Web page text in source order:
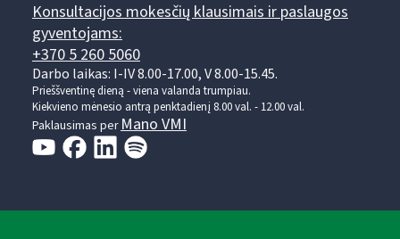
Konsultacijos mokesčių klausimais ir paslaugos
gyventojams:
+370 5 260 5060
Darbo laikas: I-IV 8.00-17.00, V 8.00-15.45.
Prieššventinę dieną - viena valanda trumpiau.
Kiekvieno mėnesio antrą penktadienį 8.00 val. - 12.00 val.
Paklausimas perMano VMI